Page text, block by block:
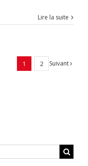
Lire la suite
1 2 Suivant